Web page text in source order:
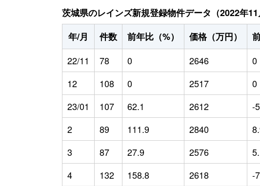
茨城県のレインズ新規登録物件データ（2022年11
年/月
件数 前年比（%） 価格（万円）
22/11
78 0 2646 0
12
108 0 2517 0
23/01
107 62.1 2612 -
2
89 111.9 2840
3
87 27.9 2576
4
132 158.8 2618 -7